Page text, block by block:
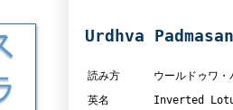
Urdhva
読み方
ウールドゥワ
英名
Inverted